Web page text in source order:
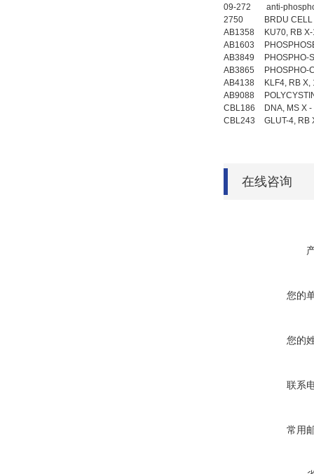
09-272
anti-
2750
BRDU
AB1358
KU70, RB
AB1603
AB3849
PHOSPHO-
AB3865
PHOSPHO-
AB4138
KLF4, RB X,
AB9088
CBL186
DNA, MS X
CBL243
GLUT-4, RB
在线咨询
您的
您的
联系
常用